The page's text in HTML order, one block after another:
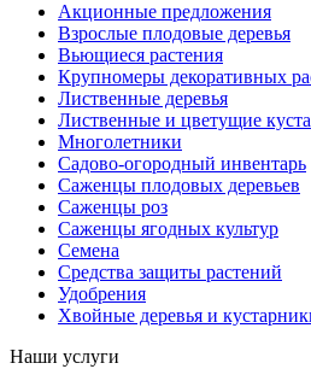
Акционные предложения
Взрослые плодовые деревья
Вьющиеся растения
Крупномеры декоративных
Лиственные деревья
Лиственные и цветущие
Многолетники
Садово-огородный инвентарь
Саженцы плодовых деревьев
Саженцы роз
Саженцы ягодных культур
Семена
Средства защиты растений
Удобрения
Хвойные деревья и
Наши услуги